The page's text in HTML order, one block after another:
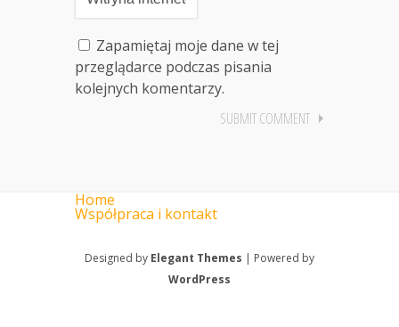
Zapamiętaj moje dane w tej
przeglądarce podczas pisania
kolejnych komentarzy.
Home
Współpraca i kontakt
Designed by Elegant Themes | Powered by
WordPress